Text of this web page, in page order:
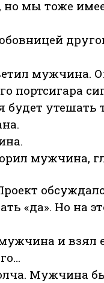
но мы тоже
мужчина.
портсигара
утешать
мужчина,
«да». Но на
и взял
Мужчина